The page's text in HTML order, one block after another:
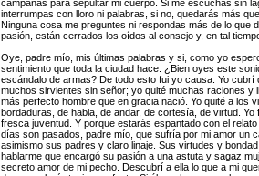
campanas para sepultar mi cuerpo. Si me escuchas sin
interrumpas con lloro ni palabras, si no, quedarás más
Ninguna cosa me preguntes ni respondas más de lo que
pasión, están cerrados los oídos al consejo y, en tal
Oye, padre mío, mis últimas palabras y si, como yo
sentimiento que toda la ciudad hace. ¿Bien oyes este
escándalo de armas? De todo esto fui yo causa. Yo
muchos sirvientes sin señor; yo quité muchas raciones y
más perfecto hombre que en gracia nació. Yo quité a los
bordaduras, de habla, de andar, de cortesía, de virtud.
fresca juventud. Y porque estarás espantado con el
días son pasados, padre mío, que sufría por mi amor un
asimismo sus padres y claro linaje. Sus virtudes y
hablarme que encargó su pasión a una astuta y sagaz
secreto amor de mi pecho. Descubrí a ella lo que a mi